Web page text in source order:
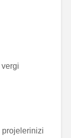
vergi
projelerinizi